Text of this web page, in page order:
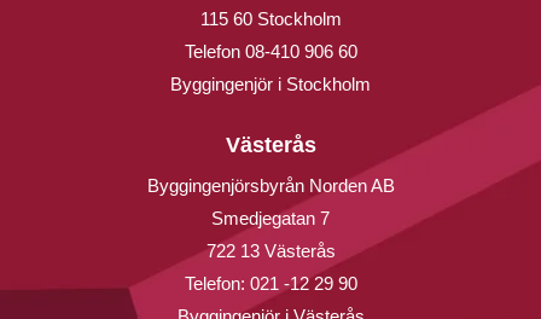
115 60 Stockholm
Telefon 08-410 906 60
Byggingenjör i Stockholm
Västerås
Byggingenjörsbyrån Norden AB
Smedjegatan 7
722 13 Västerås
Telefon: 021 -12 29 90